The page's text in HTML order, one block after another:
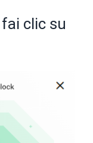
clic su